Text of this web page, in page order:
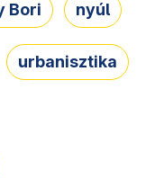
Bori nyúl
urbanisztika